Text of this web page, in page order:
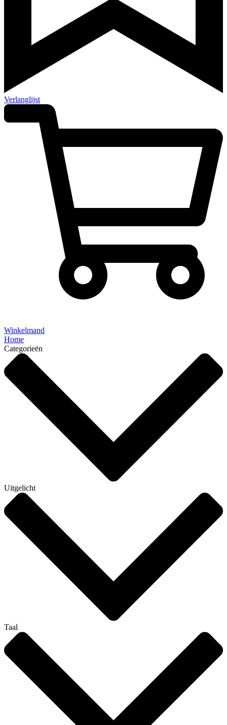
Verlanglijst
Winkelmand
Home
Categorieën
Uitgelicht
Taal